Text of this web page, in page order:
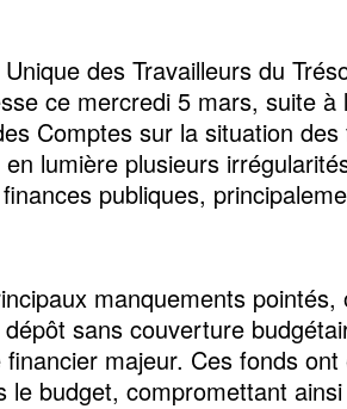
des Travailleurs du
ce mercredi 5 mars, suite
Comptes sur la situation
lumière plusieurs
publiques,
manquements
sans couverture
financier majeur. Ces fonds
le budget, compromettant